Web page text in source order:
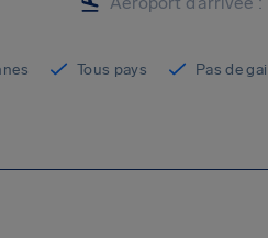
Tous pays Pas de